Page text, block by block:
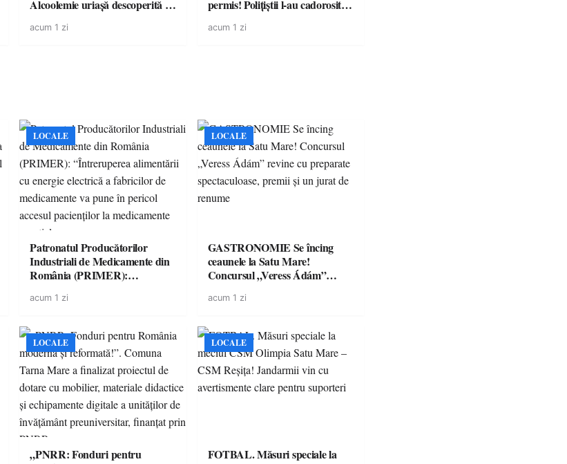
Alcoolemie uriașă descoperită de
acum 1 zi
permis! Polițiștii l-au cadorosit
acum 1 zi
LOCALE
Patronatul Producătorilor
Industriali de Medicamente din
România (PRIMER):
energie electrică a fabricilor de
accesul pacienților la
medicamente esențiale
acum 1 zi
LOCALE
GASTRONOMIE Se încing
ceaunele la Satu Mare!
Concursul „Veress Ádám”
spectaculoase, premii și un jurat
acum 1 zi
LOCALE
„PNRR: Fonduri pentru
LOCALE
FOTBAL. Măsuri speciale la